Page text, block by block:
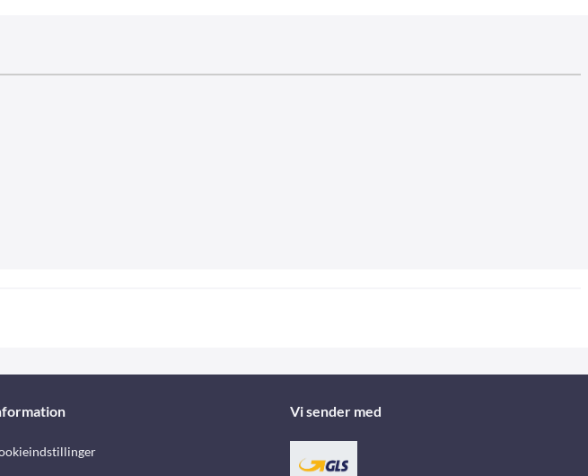
Vi sender med